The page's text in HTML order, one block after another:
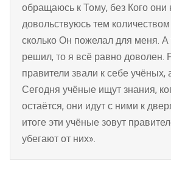
обращаюсь к Тому, без Кого
довольствуюсь тем
сколько Он пожелал для меня.
решил, то я всё равно доволен.
правители звали к себе учёных,
Сегодня учёные ищут знания,
остаётся, они идут с ними к
итоге эти учёные зовут
убегают от них».